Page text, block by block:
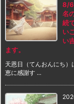
8/6
名
続
い
い
ます。
天恩日（てんおんにち
恵に感謝す ...